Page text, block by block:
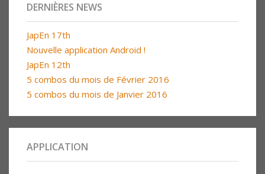
DERNIÈRES NEWS
JapEn 17th
Nouvelle application Android !
JapEn 12th
5 combos du mois de Février 2016
5 combos du mois de Janvier 2016
APPLICATION